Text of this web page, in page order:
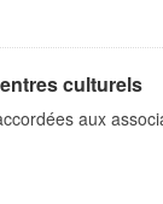
culturels
aux